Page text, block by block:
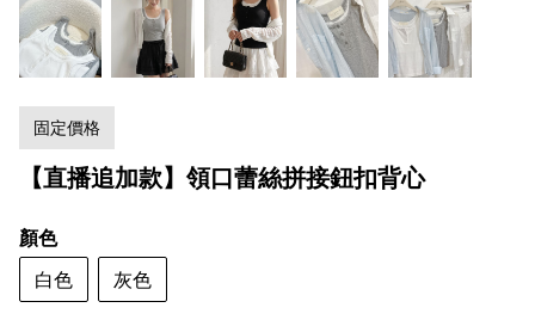
固定價格
【直播追加款】領口蕾絲拼接鈕扣背心
顏色
白色
灰色